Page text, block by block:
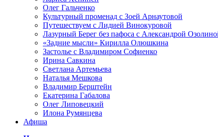
Олег Гальченко
Культурный променад с Зоей Арнаутовой
Путешествуем с Лидией Винокуровой
Лазурный Берег без пафоса с Александрой
«Задние мысли» Кирилла Олюшкина
Застолье с Владимиром Софиенко
Ирина Савкина
Светлана Артемьева
Наталья Мешкова
Владимир Берштейн
Екатерина Габалова
Олег Липовецкий
Илона Румянцева
Афиша